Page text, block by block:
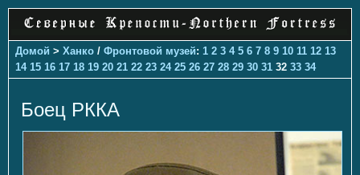
Домой > Ханко / Фронтовой музей: 1 2 3 4 5 6 7 8 9 10 11 12 13
14 15 16 17 18 19 20 21 22 23 24 25 26 27 28 29 30 31 32 33 34
Боец РККА